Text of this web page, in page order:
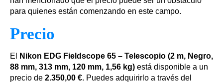
para quienes están comenzando en este campo.
Precio
El
Nikon EDG Fieldscope 65 – Telescopio (2 m, Negro,
88 mm, 313 mm, 120 mm, 1,56 kg) está disponible a un
precio de 2.350,00 €. Puedes adquirirlo a través del